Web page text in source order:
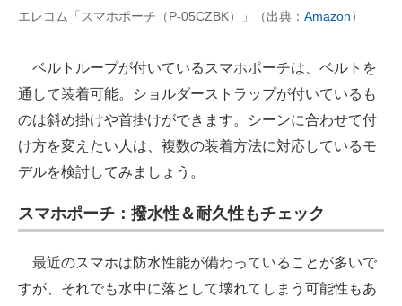
エレコム「スマホポーチ（P-05CZBK）」（出典： Amazon）
ベルトループが付いているスマホポーチは、ベルトを
通して装着可能。ショルダーストラップが付いているも
のは斜め掛けや首掛けができます。シーンに合わせて付
け方を変えたい人は、複数の装着方法に対応しているモ
デルを検討してみましょう。
スマホポーチ：撥水性＆耐久性もチェック
最近のスマホは防水性能が備わっていることが多いで
すが、それでも水中に落として壊れてしまう可能性もあ